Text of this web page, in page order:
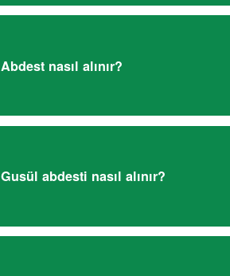
Abdest nasıl alınır?
Gusül abdesti nasıl alınır?